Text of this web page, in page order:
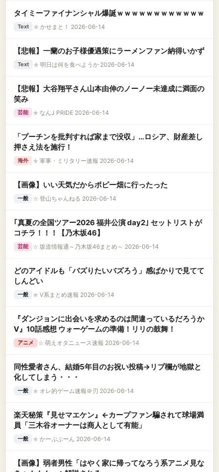
タイミーファイナンシャル爆誕ｗｗｗｗｗｗｗｗｗｗｗｗ
Text ★ かせまと！ 2026-06-14
【悲報】一蘭のお子様優遇策にラーメンファン納得いかず
Text ★ 明日は何を食べようか 2026-06-14
【悲報】大谷翔平さん山本由伸のノーノー未達成に満面の
笑み
芸能 ★ なんJ PRIDE 2026-06-14
「プーチンを批判すれば家まで没収」…ロシア、財産差し
押さえ法を施行！
海外 ★ 軍事・ミリタリー速報 2026-06-14
【画像】いい天気だからポピー畑に行ったった
一般 ☆ 登山ちゃんねる 2026-06-14
｢真夏の全国ツアー2026 福井公演 day2｣ セットリストが
コチラ！！！【乃木坂46】
芸能 ☆ 坂道情報通～乃木坂46まとめ～ 2026-06-14
どのアイドルも「バズりたいバズろう」感ばかりで見てて
しんどい
一般 ★ V系まとめ速報 2026-06-14
『ダンジョンに出会いを求めるのは間違っているだろうか
Ⅴ』10話感想 ウォーゲームの準備！リリの鼓舞！
アニメ ☆ 萌えオタニュース速報 2026-06-14
同性愛者さん、結婚5年目のお祝い投稿→リプ欄が地獄と
化してしまう・・・
一般 ★ オレ的ゲーム速報＠刃 2026-06-14
楽天秘策『見せマエケン』←カープファン騙されて球場満
員「三木谷オーナーは商人として有能」
一般 ★ かーぷぶーん 2026-06-14
【画像】弱者男性「はやく家に帰ってなろう系アニメ見な